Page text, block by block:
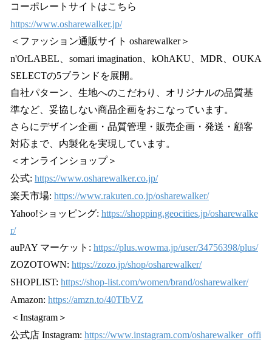
コーポレートサイトはこちら
https://www.osharewalker.jp/
＜ファッション通販サイト osharewalker＞
n'OrLABEL、somari imagination、kOhAKU、MDR、OUKA
SELECTの5ブランドを展開。
自社パターン、生地へのこだわり、オリジナルの品質基
準など、妥協しない商品企画をおこなっています。
さらにデザイン企画・品質管理・販売企画・発送・顧客
対応まで、内製化を実現しています。
＜オンラインショップ＞
公式: https://www.osharewalker.co.jp/
楽天市場: https://www.rakuten.co.jp/osharewalker/
Yahoo!ショッピング: https://shopping.geocities.jp/osharewalke
r/
auPAY マーケット: https://plus.wowma.jp/user/34756398/plus/
ZOZOTOWN: https://zozo.jp/shop/osharewalker/
SHOPLIST: https://shop-list.com/women/brand/osharewalker/
Amazon: https://amzn.to/40TIbVZ
＜Instagram＞
公式店 Instagram: https://www.instagram.com/osharewalker_offi